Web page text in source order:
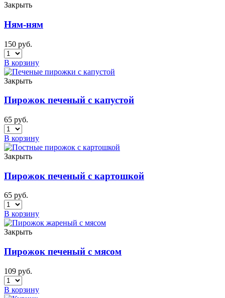
Закрыть
Ням-ням
150 руб.
В корзину
Закрыть
Пирожок печеный с капустой
65 руб.
В корзину
Закрыть
Пирожок печеный с картошкой
65 руб.
В корзину
Закрыть
Пирожок печеный с мясом
109 руб.
В корзину